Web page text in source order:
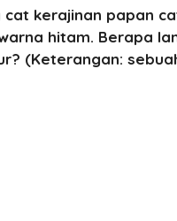
kerajinan papan
hitam. Berapa
(Keterangan: